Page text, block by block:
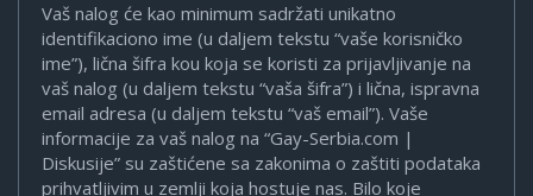
Vaš nalog će kao minimum sadržati unikatno
identifikaciono ime (u daljem tekstu “vaše korisničko
ime”), lična šifra kou koja se koristi za prijavljivanje na
vaš nalog (u daljem tekstu “vaša šifra”) i lična, ispravna
email adresa (u daljem tekstu “vaš email”). Vaše
informacije za vaš nalog na “Gay-Serbia.com |
Diskusije” su zaštićene sa zakonima o zaštiti podataka
prihvatljivim u zemlji koja hostuje nas. Bilo koje